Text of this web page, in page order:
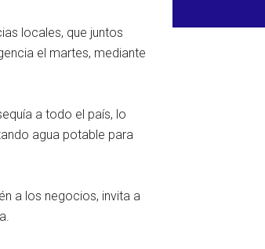
locales, que juntos
el martes, mediante
a todo el país, lo
agua potable para
a los negocios, invita a